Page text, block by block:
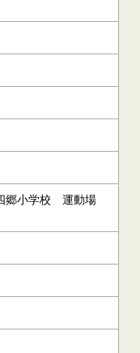
郷小学校 運動場